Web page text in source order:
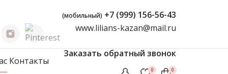
(мобильный) +7 (999) 156-56-43
www.lilians-kazan@mail.ru
Заказать обратный звонок
Контакты
0 0